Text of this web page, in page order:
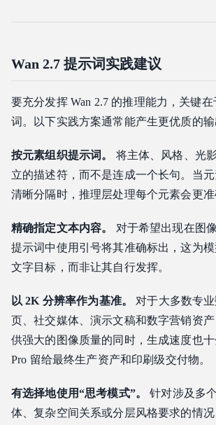
Wan 2.7 提示词实践建议
要充分发挥 Wan 2.7 的推理能力，关键
词。以下实践方案通常能产生更优质的输
按元素组织提示词。
将主体、风格、光
立的描述符，而不是连成一个长句。当
清晰分隔时，推理层处理每个元素会更准
精确指定文本内容。
对于希望出现在图
提示词中使用引号将其准确标出，这为
文字目标，而非让其自行发挥。
以 2K 分辨率作为基准。
对于大多数专
页、社交媒体、演示文稿和数字营销资
供强大的图像质量的同时，生成速度也
Pro 留给最终生产资产和印刷级交付物。
有选择地使用“思考模式”。
针对涉及多
体、复杂空间关系或分层风格要求的情